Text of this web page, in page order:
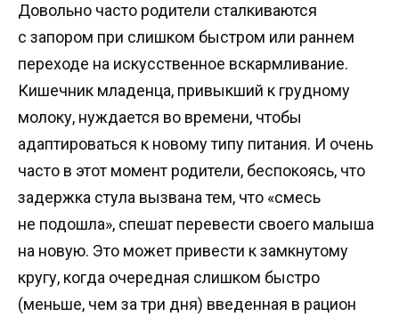
Довольно часто родители сталкиваются
с запором при слишком быстром или раннем
переходе на искусственное вскармливание.
Кишечник младенца, привыкший к грудному
молоку, нуждается во времени, чтобы
адаптироваться к новому типу питания. И очень
часто в этот момент родители, беспокоясь, что
задержка стула вызвана тем, что «смесь
не подошла», спешат перевести своего малыша
на новую. Это может привести к замкнутому
кругу, когда очередная слишком быстро
(меньше, чем за три дня) введенная в рацион